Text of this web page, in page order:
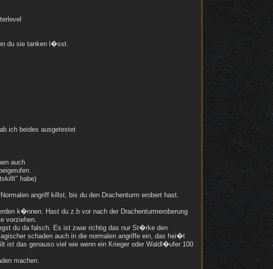
du sie tanken l�sst.
ich beides ausgetestet
auch
habe)
angriff killst, bis du den Drachenturm erobert hast.
k�nnen. Hast du z.b vor nach der Drachenturmeroberung
vorziehen.
du da falsch. Es ist zwar richtig das nur St�rke den
schaden auch in die normalen angriffe ein, das hei�t
ist das genauso viel wie wenn ein Krieger oder Waldl�ufer 100
machen.